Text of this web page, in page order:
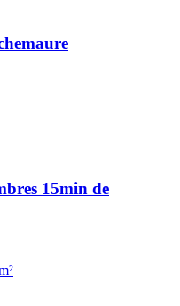
15min de